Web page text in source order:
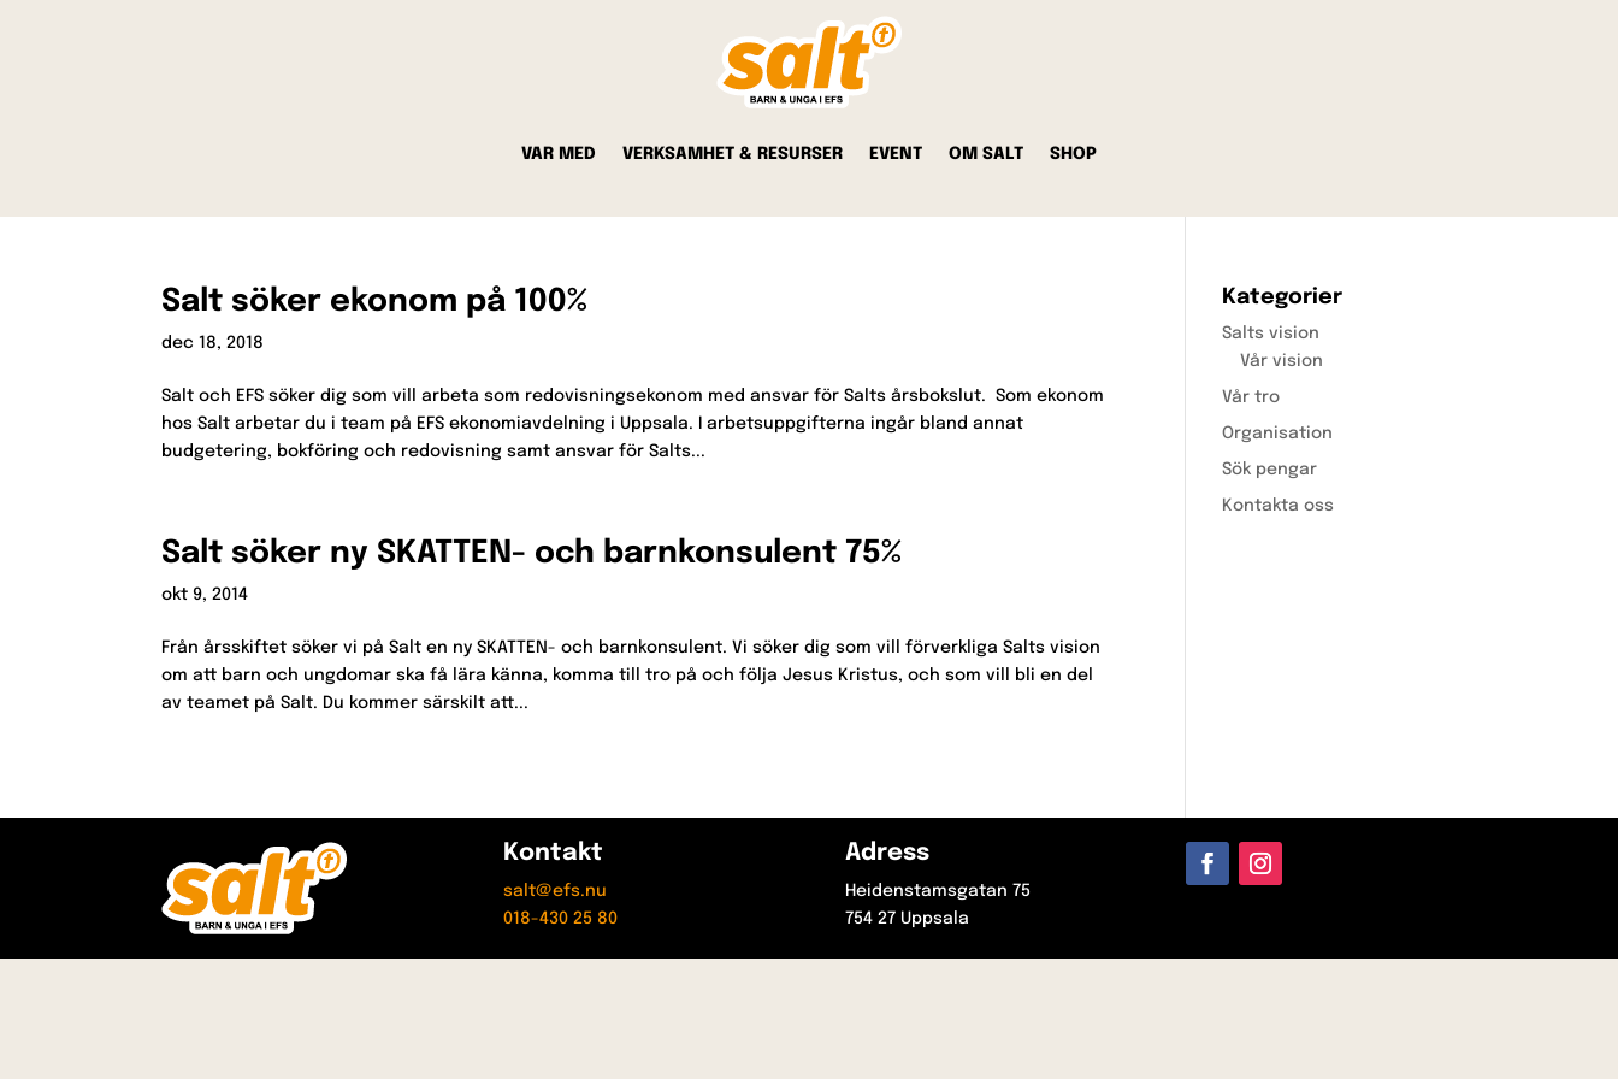
VAR MED VERKSAMHET & RESURSER EVENT OM SALT SHOP
Salt söker ekonom på 100%
dec 18, 2018
Salt och EFS söker dig som vill arbeta som redovisningsekonom med ansvar för Salts årsbokslut. Som ekonom
hos Salt arbetar du i team på EFS ekonomiavdelning i Uppsala. I arbetsuppgifterna ingår bland annat
budgetering, bokföring och redovisning samt ansvar för Salts...
Salt söker ny SKATTEN- och barnkonsulent 75%
okt 9, 2014
Från årsskiftet söker vi på Salt en ny SKATTEN- och barnkonsulent. Vi söker dig som vill förverkliga Salts vision
om att barn och ungdomar ska få lära känna, komma till tro på och följa Jesus Kristus, och som vill bli en del
av teamet på Salt. Du kommer särskilt att...
Kategorier
Salts vision
Vår vision
Vår tro
Organisation
Sök pengar
Kontakta oss
Kontakt
salt@efs.nu
018-430 25 80
Adress
Heidenstamsgatan 75
754 27 Uppsala